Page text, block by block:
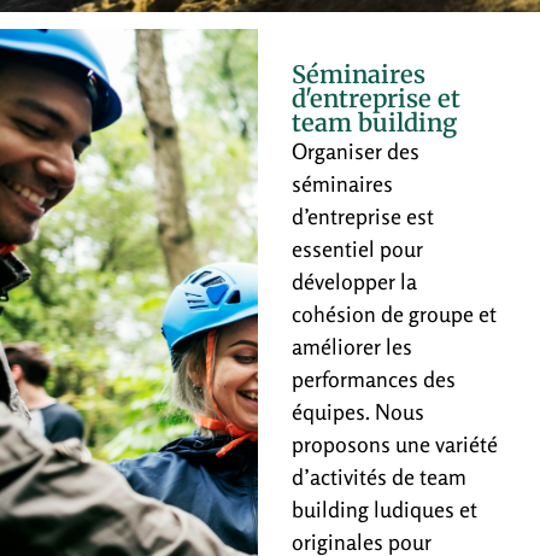
Séminaires
d'entreprise et
team building
Organiser des
séminaires
d’entreprise est
essentiel pour
développer la
cohésion de groupe et
améliorer les
performances des
équipes. Nous
proposons une variété
d’activités de team
building ludiques et
originales pour